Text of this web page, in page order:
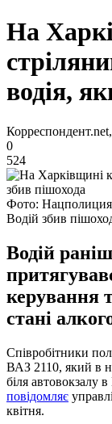
На
водія,
0
524
Фото:
Водій збив
Водій
керування
стані
Співробітники
ВАЗ 2110, який в
біля автовокзалу
повідомляє
квітня.